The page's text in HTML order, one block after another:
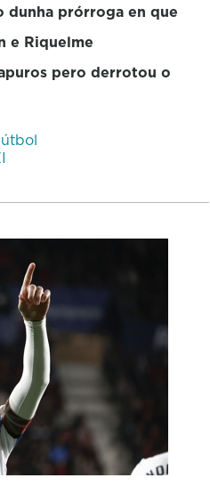
prórroga en que
e Riquelme
pero derrotou o